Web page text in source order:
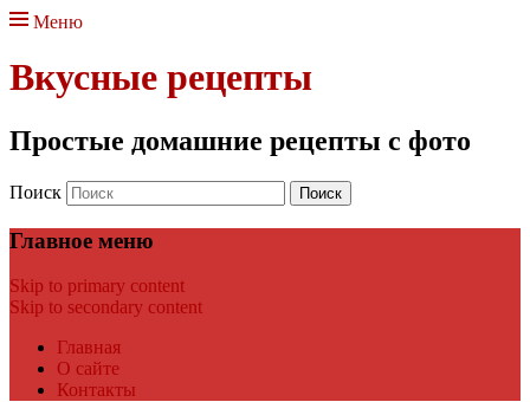
Меню
Вкусные рецепты
Простые домашние рецепты с фото
Поиск
Главное меню
Skip to primary content
Skip to secondary content
Главная
О сайте
Контакты